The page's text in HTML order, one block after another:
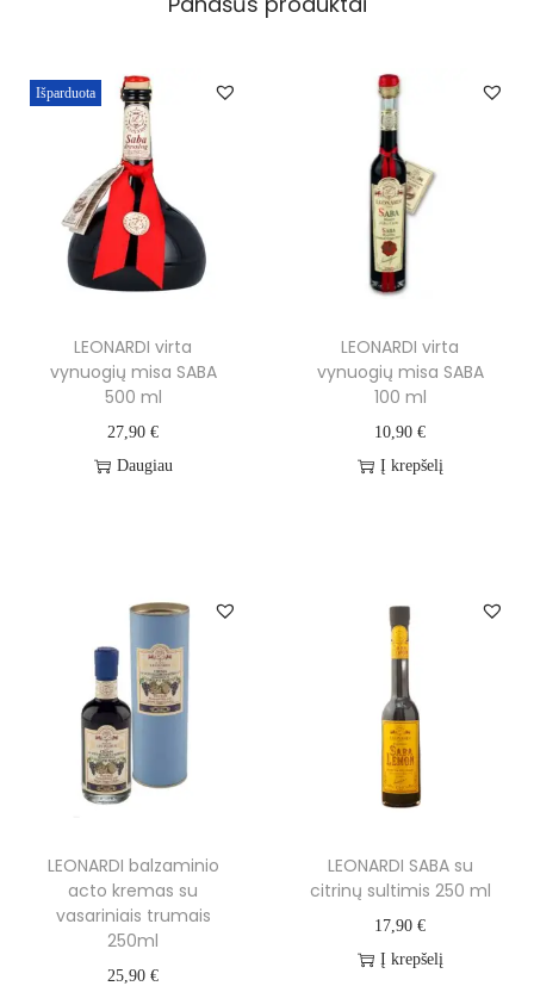
Išparduota
LEONARDI virta
vynuogių misa SABA
500 ml
27,90€
Daugiau
LEONARDI virta
vynuogių misa SABA
100 ml
10,90€
Į krepšelį
LEONARDI balzaminio
acto kremas su
vasariniais trumais
250ml
25,90€
LEONARDI SABA su
citrinų sultimis 250 ml
17,90€
Į krepšelį